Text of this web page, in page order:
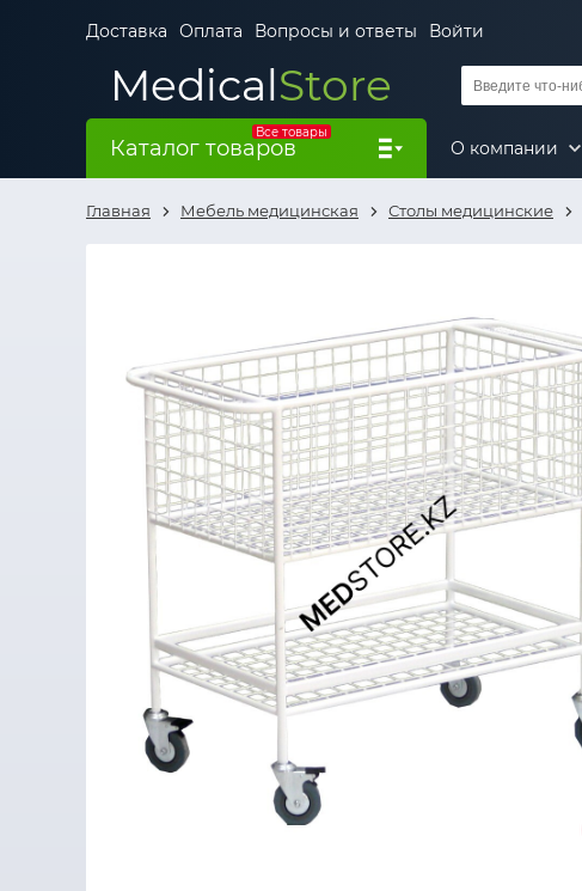
Доставка Оплата Вопросы и ответы Войти
MedicalStore
Все товары
Каталог товаров О компании
Главная Мебель медицинская Столы медицинские